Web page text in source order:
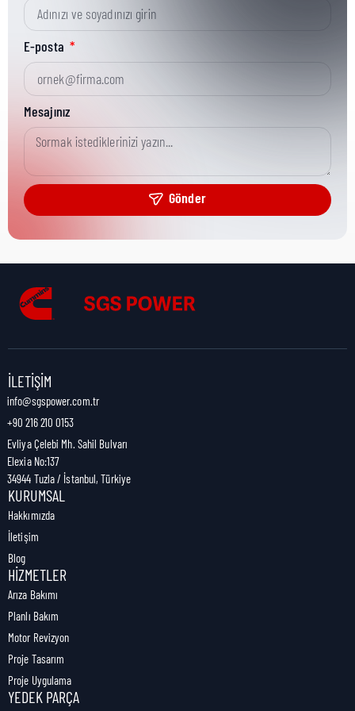
Kısa Parça No:
Ürün Grubu:
Ürün Kategorisi:
Nakliye Yüksekliği:
Nakliye Uzunluğu:
Nakliye Ağırlığı:
E-posta
Mesajınız
Gönder
İLETIŞIM
info@sgspower.com.tr
+90 216 210 0153
Evliya Çelebi Mh. Sahil Bulvarı
Elexia No:137
34944 Tuzla / İstanbul, Türkiye
KURUMSAL
Hakkımızda
İletişim
Blog
HIZMETLER
Arıza Bakımı
Planlı Bakım
Motor Revizyon
Proje Tasarım
Proje Uygulama
YEDEK PARÇA